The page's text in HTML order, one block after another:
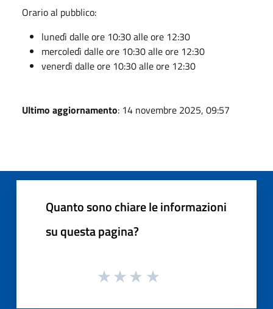
Orario al pubblico:
lunedì dalle ore 10:30 alle ore 12:30
mercoledì dalle ore 10:30 alle ore 12:30
venerdì dalle ore 10:30 alle ore 12:30
Ultimo aggiornamento: 14 novembre 2025, 09:57
Quanto sono chiare le informazioni
su questa pagina?